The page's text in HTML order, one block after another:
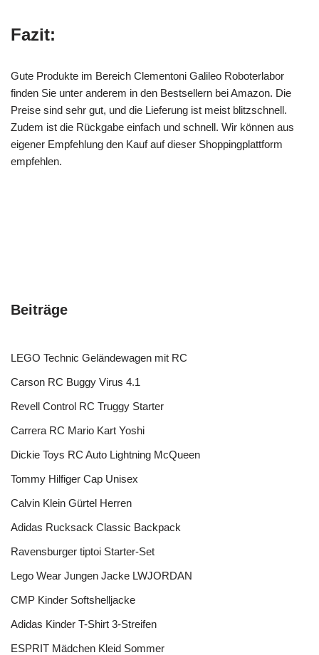
Fazit:
Gute Produkte im Bereich Clementoni Galileo Roboterlabor
finden Sie unter anderem in den Bestsellern bei Amazon. Die
Preise sind sehr gut, und die Lieferung ist meist blitzschnell.
Zudem ist die Rückgabe einfach und schnell. Wir können aus
eigener Empfehlung den Kauf auf dieser Shoppingplattform
empfehlen.
Beiträge
LEGO Technic Geländewagen mit RC
Carson RC Buggy Virus 4.1
Revell Control RC Truggy Starter
Carrera RC Mario Kart Yoshi
Dickie Toys RC Auto Lightning McQueen
Tommy Hilfiger Cap Unisex
Calvin Klein Gürtel Herren
Adidas Rucksack Classic Backpack
Ravensburger tiptoi Starter-Set
Lego Wear Jungen Jacke LWJORDAN
CMP Kinder Softshelljacke
Adidas Kinder T-Shirt 3-Streifen
ESPRIT Mädchen Kleid Sommer